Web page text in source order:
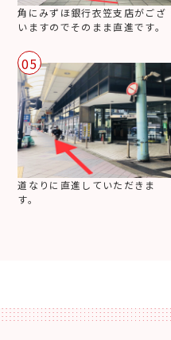
角にみずほ銀行衣笠支店がござ
いますのでそのまま直進です。
05
道なりに直進していただきま
す。